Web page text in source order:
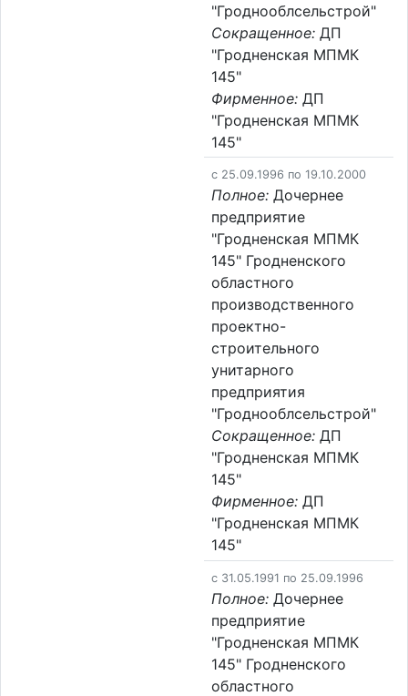
"Гроднооблсельстрой"
Сокращенное: ДП
"Гродненская МПМК
145"
Фирменное: ДП
"Гродненская МПМК
145"
c 25.09.1996 по 19.10.2000
Полное: Дочернее
предприятие
"Гродненская МПМК
145" Гродненского
областного
производственного
проектно-
строительного
унитарного
предприятия
"Гроднооблсельстрой"
Сокращенное: ДП
"Гродненская МПМК
145"
Фирменное: ДП
"Гродненская МПМК
145"
c 31.05.1991 по 25.09.1996
Полное: Дочернее
предприятие
"Гродненская МПМК
145" Гродненского
областного